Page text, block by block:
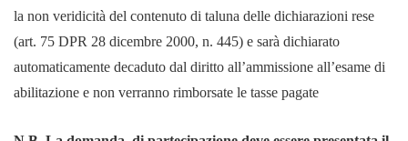
la non veridicità del contenuto di taluna delle dichiarazioni rese
(art. 75 DPR 28 dicembre 2000, n. 445) e sarà dichiarato
automaticamente decaduto dal diritto all’ammissione all’esame di
abilitazione e non verranno rimborsate le tasse pagate